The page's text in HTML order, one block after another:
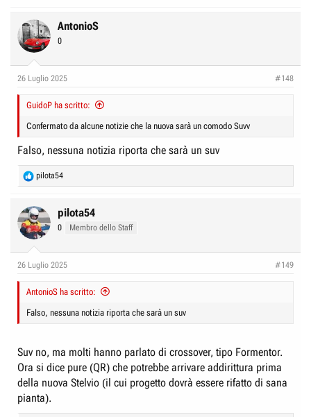
AntonioS
0
26 Luglio 2025 #148
GuidoP ha scritto:
Confermato da alcune notizie che la nuova sarà un comodo Suvv
Falso, nessuna notizia riporta che sarà un suv
R
e
c
t
i
s
pilota54
pilota54
0 Membro dello Staff
26 Luglio 2025 #149
AntonioS ha scritto:
Falso, nessuna notizia riporta che sarà un suv
Suv no, ma molti hanno parlato di crossover, tipo Formentor.
Ora si dice pure (QR) che potrebbe arrivare addirittura prima
della nuova Stelvio (il cui progetto dovrà essere rifatto di sana
pianta).